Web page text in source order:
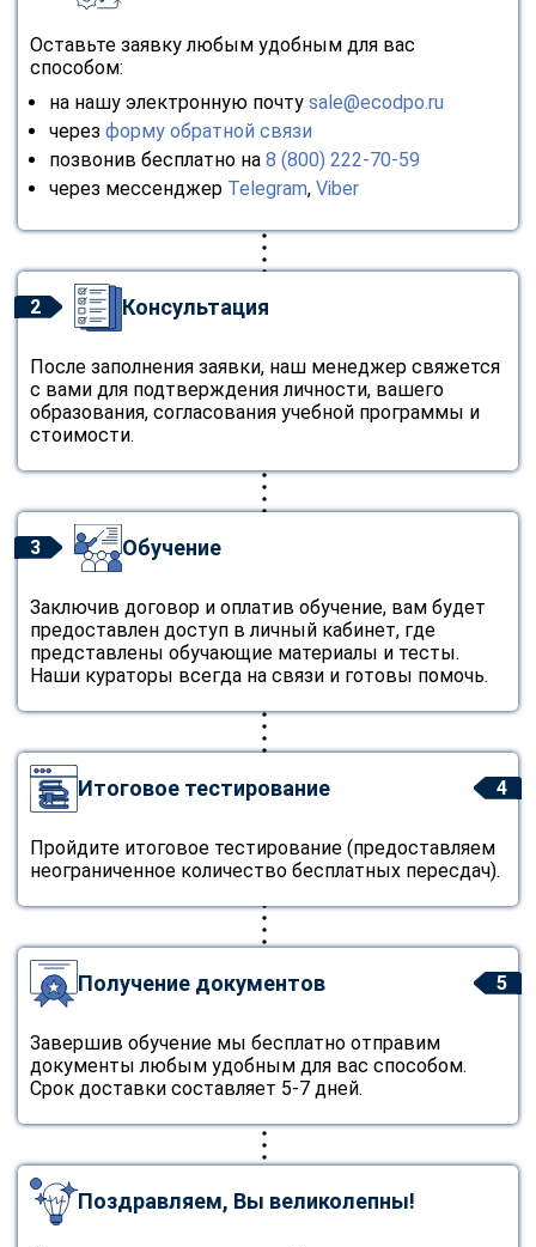
Оставьте заявку любым удобным для вас
способом:
на нашу электронную почту sale@ecodpo.ru
через форму обратной связи
позвонив бесплатно на 8 (800) 222-70-59
через мессенджер Telegram, Viber
2 Консультация
После заполнения заявки, наш менеджер свяжется
с вами для подтверждения личности, вашего
образования, согласования учебной программы и
стоимости.
3 Обучение
Заключив договор и оплатив обучение, вам будет
предоставлен доступ в личный кабинет, где
представлены обучающие материалы и тесты.
Наши кураторы всегда на связи и готовы помочь.
4
Итоговое тестирование
Пройдите итоговое тестирование (предоставляем
неограниченное количество бесплатных пересдач).
5
Получение документов
Завершив обучение мы бесплатно отправим
документы любым удобным для вас способом.
Срок доставки составляет 5-7 дней.
Поздравляем, Вы великолепны!